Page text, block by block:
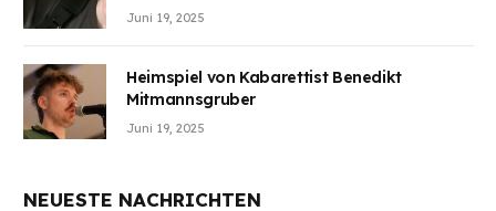
Juni 19, 2025
Heimspiel von Kabarettist Benedikt
Mitmannsgruber
Juni 19, 2025
NEUESTE NACHRICHTEN